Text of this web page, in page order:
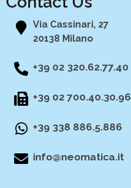
Via Cassinari, 27
20138 Milano
+39 02 320.62.77.40
+39 02 700.40.30.96
+39 338 886.5.886
info@neomatica.it